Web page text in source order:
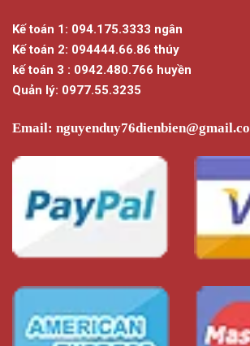
Kế toán 1: 094.175.3333 ngân
Kế toán 2: 094444.66.86 thúy
kế toán 3 : 0942.480.766 huyền
Quản lý: 0977.55.3235
Email: